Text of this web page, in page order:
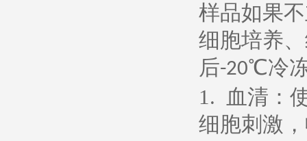
样品如果
细胞培养
后-20℃冷
1.
血清：
细胞刺激